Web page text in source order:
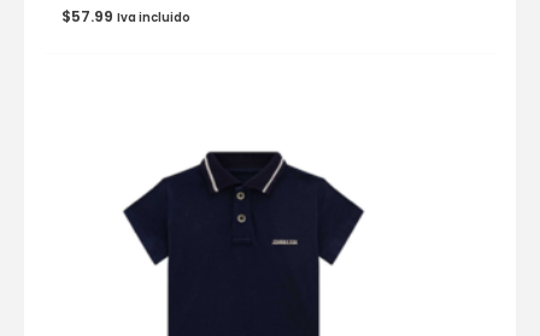
$57.99 Iva incluido